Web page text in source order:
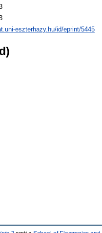
eszterhazy.hu/id/eprint/5445